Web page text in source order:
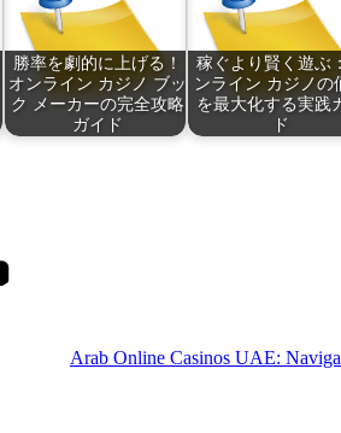
勝率を劇的に上げる！
オンライン カジノ ブッ
ク メーカーの完全攻略
ガイド
稼ぐより賢く遊ぶ
ンライン カジノの
を最大化する実践
ド
Arab Online Casinos UAE: